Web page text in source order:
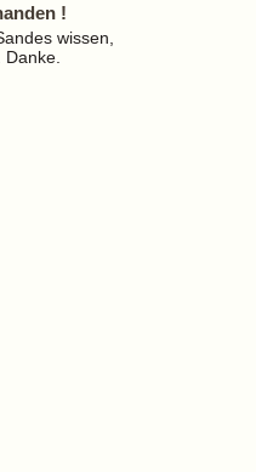
!
wissen,
. Danke.